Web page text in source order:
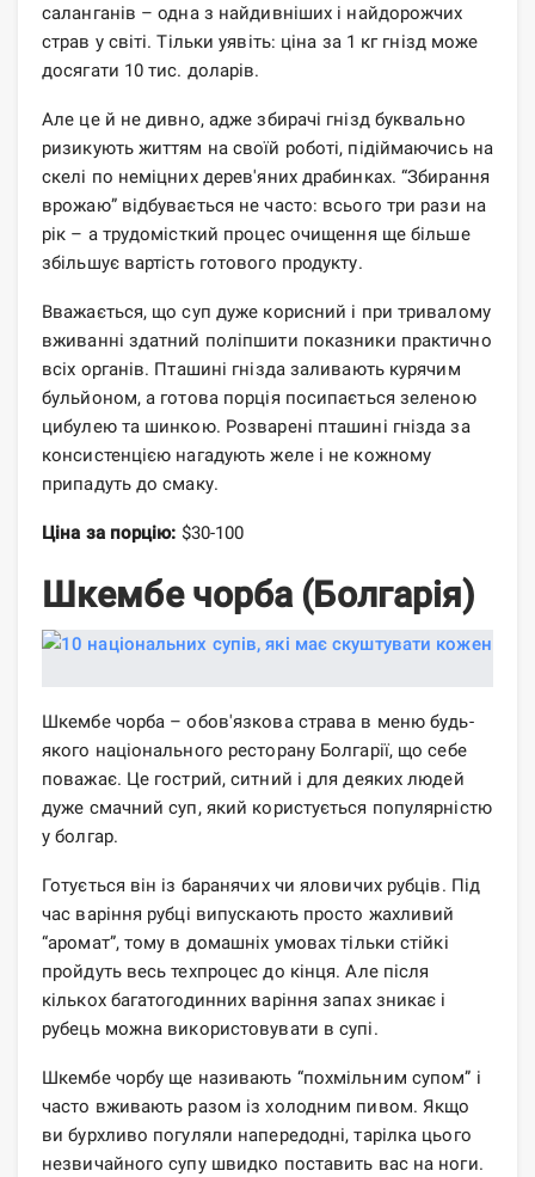
саланганів – одна з найдивніших і найдорожчих
страв у світі. Тільки уявіть: ціна за 1 кг гнізд може
досягати 10 тис. доларів.
Але це й не дивно, адже збирачі гнізд буквально
ризикують життям на своїй роботі, підіймаючись на
скелі по неміцних дерев'яних драбинках. “Збирання
врожаю” відбувається не часто: всього три рази на
рік – а трудомісткий процес очищення ще більше
збільшує вартість готового продукту.
Вважається, що суп дуже корисний і при тривалому
вживанні здатний поліпшити показники практично
всіх органів. Пташині гнізда заливають курячим
бульйоном, а готова порція посипається зеленою
цибулею та шинкою. Розварені пташині гнізда за
консистенцією нагадують желе і не кожному
припадуть до смаку.
Ціна за порцію: $30-100
Шкембе чорба (Болгарія)
Шкембе чорба – обов'язкова страва в меню будь-
якого національного ресторану Болгарії, що себе
поважає. Це гострий, ситний і для деяких людей
дуже смачний суп, який користується популярністю
у болгар.
Готується він із баранячих чи яловичих рубців. Під
час варіння рубці випускають просто жахливий
“аромат”, тому в домашніх умовах тільки стійкі
пройдуть весь техпроцес до кінця. Але після
кількох багатогодинних варіння запах зникає і
рубець можна використовувати в супі.
Шкембе чорбу ще називають “похмільним супом” і
часто вживають разом із холодним пивом. Якщо
ви бурхливо погуляли напередодні, тарілка цього
незвичайного супу швидко поставить вас на ноги.